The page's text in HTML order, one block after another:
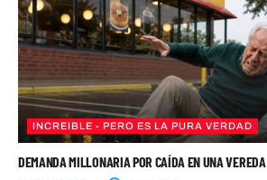
INCREIBLE - PERO ES LA PURA VERDAD
DEMANDA MILLONARIA POR CAÍDA EN UNA VEREDA